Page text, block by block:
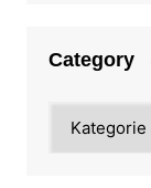
Category